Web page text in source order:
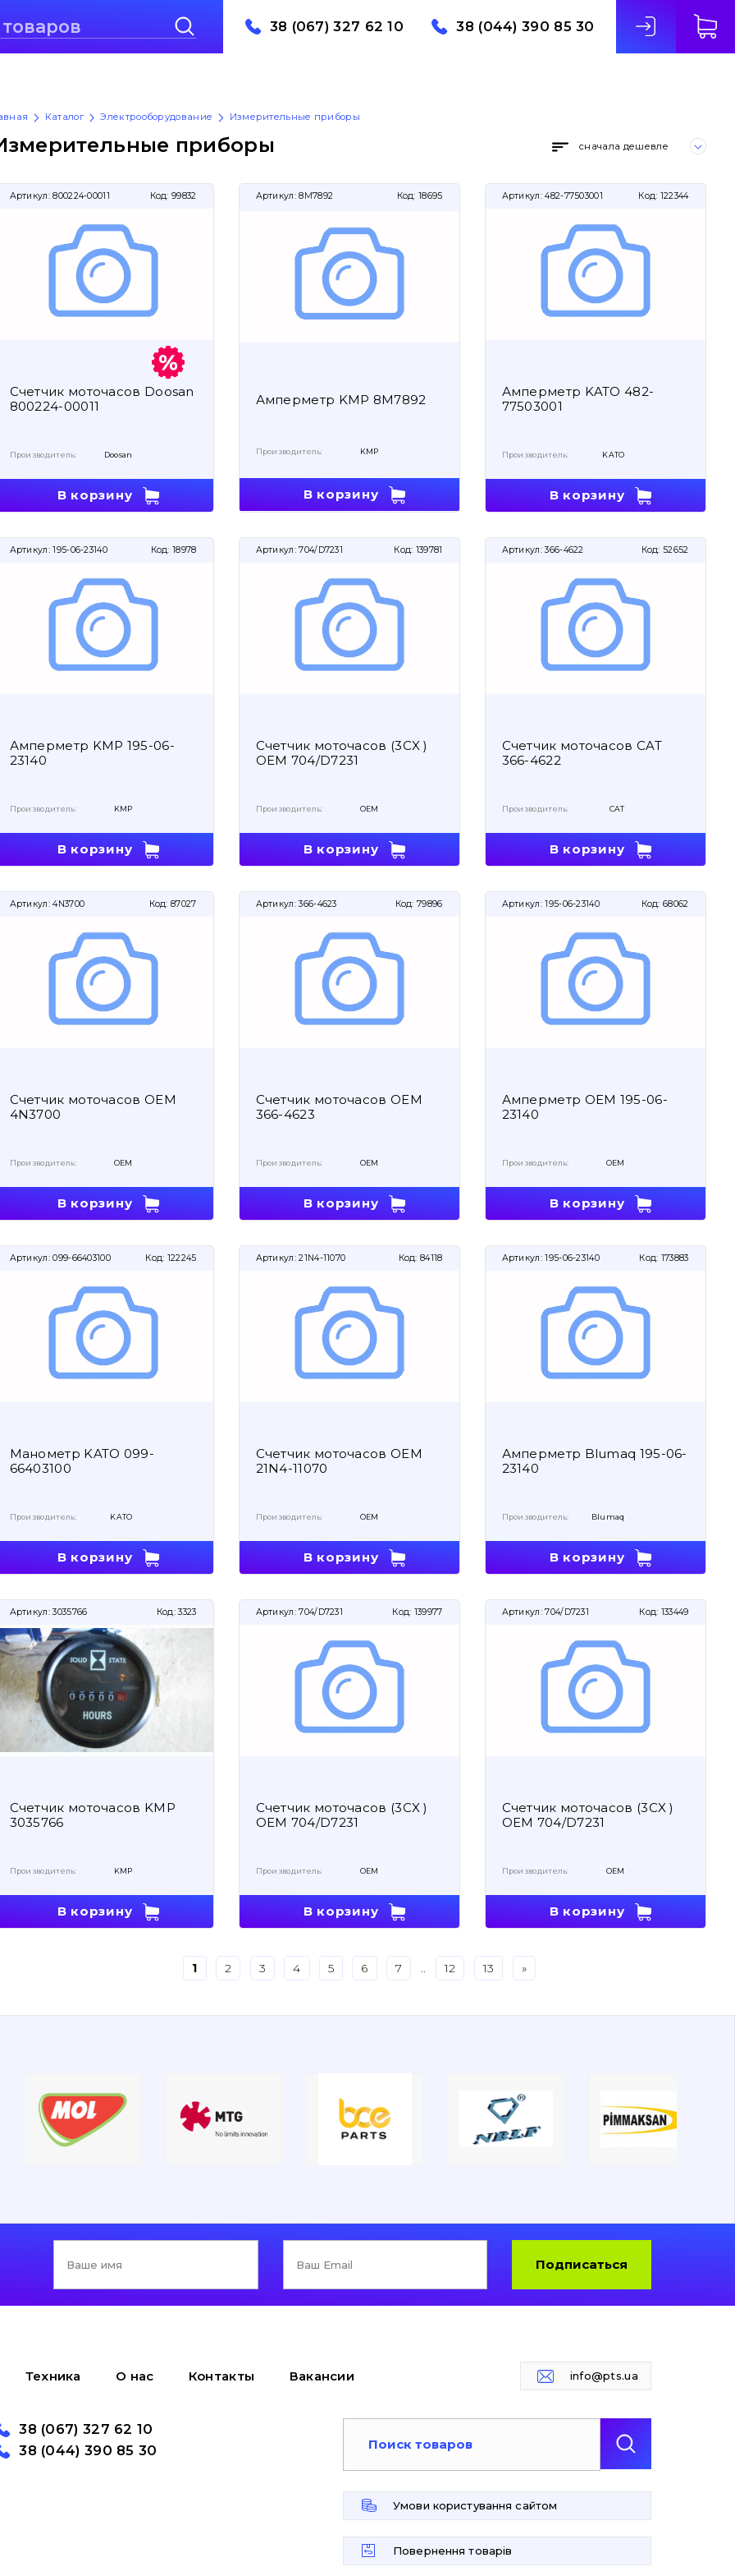
38 (067) 327 62 10 38 (044) 390 85 30
Каталог Электрооборудование Измерительные приборы
приборы сначала дешевле
Артикул: 800224-00011 Код: 99832
Счетчик моточасов Doosan
800224-00011
Производитель: Doosan
В корзину
Артикул: 8M7892 Код: 18695
Амперметр KMP 8M7892
Производитель: KMP
В корзину
Артикул: 482-77503001 Код: 122344
Амперметр KATO 482-
77503001
Производитель: KATO
В корзину
Артикул: 195-06-23140 Код: 18978
Амперметр KMP 195-06-
23140
Производитель: KMP
В корзину
Артикул: 704/D7231 Код: 139781
Счетчик моточасов (3CX )
OEM 704/D7231
Производитель: OEM
В корзину
Артикул: 366-4622 Код: 52652
Счетчик моточасов CAT
366-4622
Производитель: CAT
В корзину
Артикул: 4N3700 Код: 87027
Счетчик моточасов OEM
4N3700
Производитель: OEM
В корзину
Артикул: 366-4623 Код: 79896
Счетчик моточасов OEM
366-4623
Производитель: OEM
В корзину
Артикул: 195-06-23140 Код: 68062
Амперметр OEM 195-06-
23140
Производитель: OEM
В корзину
Артикул: 099-66403100 Код: 122245
Манометр KATO 099-
66403100
Производитель: KATO
В корзину
Артикул: 21N4-11070 Код: 84118
Счетчик моточасов OEM
21N4-11070
Производитель: OEM
В корзину
Артикул: 195-06-23140 Код: 173883
Амперметр Blumaq 195-06-
23140
Производитель: Blumaq
В корзину
Артикул: 3035766 Код: 3323
Счетчик моточасов KMP
3035766
Производитель: KMP
В корзину
Артикул: 704/D7231 Код: 139977
Счетчик моточасов (3CX )
OEM 704/D7231
Производитель: OEM
В корзину
Артикул: 704/D7231 Код: 133449
Счетчик моточасов (3CX )
OEM 704/D7231
Производитель: OEM
В корзину
1 2 3 4 5 6 7 12 13 »
Подписаться
Техника О нас Контакты Вакансии info@pts.ua
38 (067) 327 62 10
38 (044) 390 85 30
Умови користування сайтом
Повернення товарів